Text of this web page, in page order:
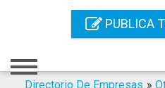
PUBLICA
Registro
Directorio De Empresas »